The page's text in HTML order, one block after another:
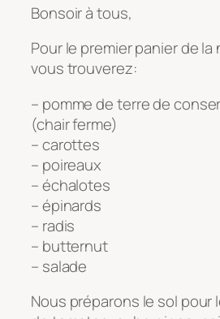
Bonsoir à tous,
Pour le premier panier de
vous trouverez:
– pomme de terre de
(chair ferme)
– carottes
– poireaux
– échalotes
– épinards
– radis
– butternut
– salade
Nous préparons le sol pour